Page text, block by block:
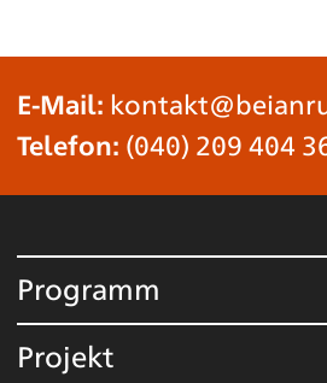
E-Mail:
Telefon: (040) 209 404
Programm
Projekt